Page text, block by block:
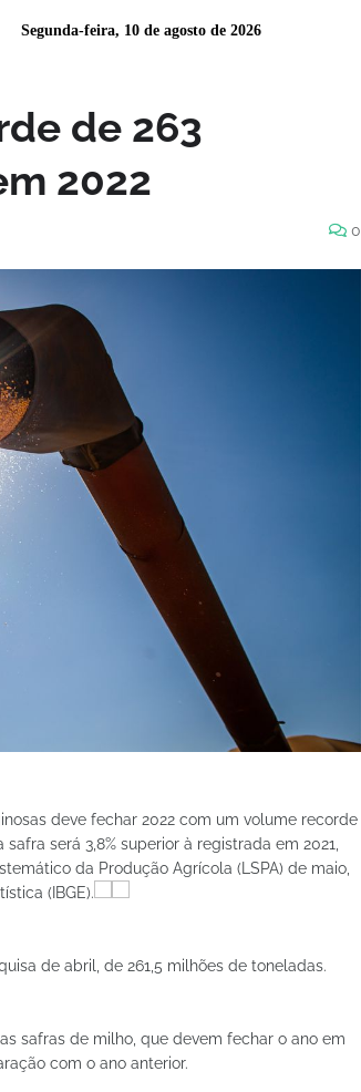
Segunda-feira, 10 de agosto de 2026
de 263
2022
0
deve fechar 2022 com um volume recorde
será 3,8% superior à registrada em 2021,
da Produção Agrícola (LSPA) de maio,
(IBGE).
de abril, de 261,5 milhões de toneladas.
safras de milho, que devem fechar o ano em
com o ano anterior.